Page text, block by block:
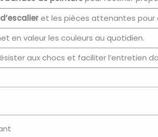
et les pièces attenantes pour
en valeur les couleurs au quotidien.
aux chocs et faciliter l’entretien